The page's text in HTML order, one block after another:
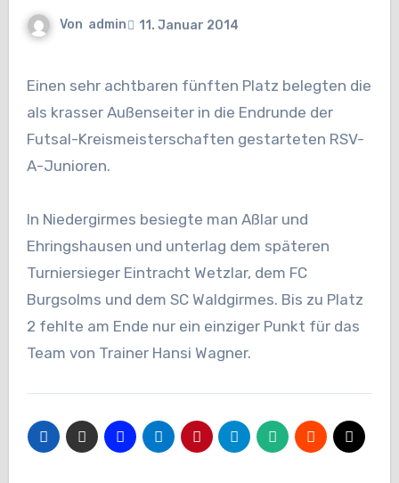
Von admin 11. Januar 2014
Einen sehr achtbaren fünften Platz belegten die
als krasser Außenseiter in die Endrunde der
Futsal-Kreismeisterschaften gestarteten RSV-
A-Junioren.
In Niedergirmes besiegte man Aßlar und
Ehringshausen und unterlag dem späteren
Turniersieger Eintracht Wetzlar, dem FC
Burgsolms und dem SC Waldgirmes. Bis zu Platz
2 fehlte am Ende nur ein einziger Punkt für das
Team von Trainer Hansi Wagner.